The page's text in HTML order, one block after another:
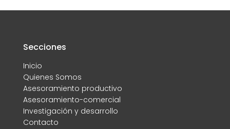
Secciones
Inicio
Quienes Somos
Asesoramiento productivo
Asesoramiento-comercial
Investigación y desarrollo
Contacto